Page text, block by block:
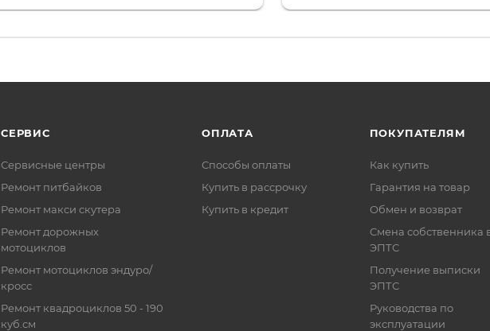
СЕРВИС
Сервисные центры
Ремонт питбайков
Ремонт макси скутера
Ремонт дорожных
мотоциклов
Ремонт мотоциклов эндуро/
кросс
Ремонт квадроциклов 50 - 190
куб.см
ОПЛАТА
Способы оплаты
Купить в рассрочку
Купить в кредит
ПОКУПАТЕЛЯМ
Как купить
Гарантия на товар
Обмен и возврат
Смена собственника
ЭПТС
Получение выписки
ЭПТС
Руководства по
эксплуатации